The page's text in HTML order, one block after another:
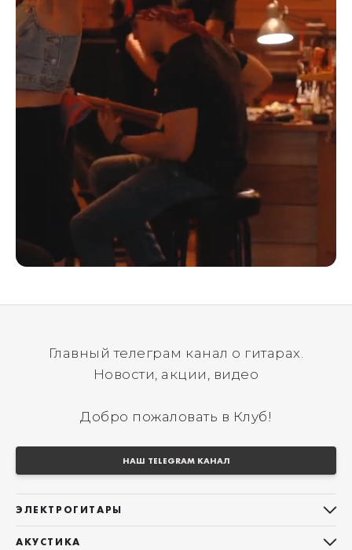
Главный телеграм канал о гитарах.
Новости, акции, видео
Добро пожаловать в Клуб!
НАШ TELEGRAM КАНАЛ
ЭЛЕКТРОГИТАРЫ
АКУСТИКА